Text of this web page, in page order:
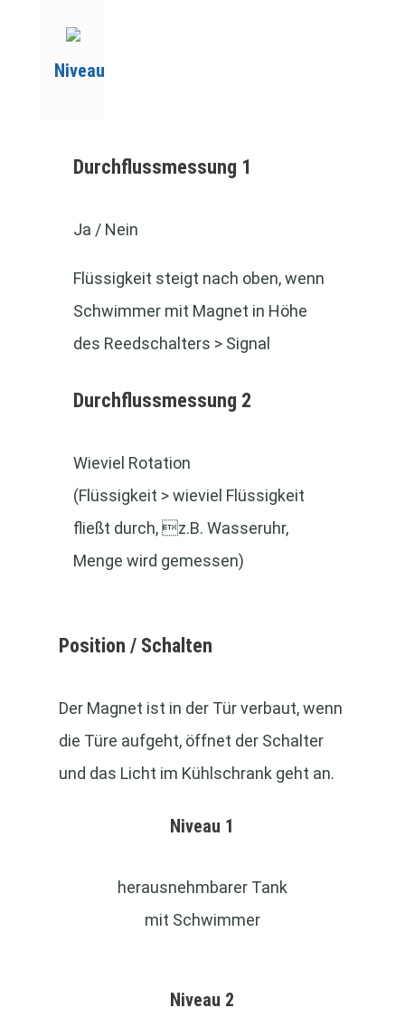
Niveau
Durchfluss­messung 1
Ja / Nein
Flüssigkeit steigt nach oben, wenn
Schwimmer mit Magnet in Höhe
des Reedschalters > Signal
Durchfluss­messung 2
Wieviel Rotation
(Flüssigkeit > wieviel Flüssigkeit
fließt durch, z.B. Wasseruhr,
Menge wird gemessen)
Position / Schalten
Der Magnet ist in der Tür verbaut, wenn
die Türe aufgeht, öffnet der Schalter
und das Licht im Kühlschrank geht an.
Niveau 1
herausnehmbarer Tank
mit Schwimmer
Niveau 2